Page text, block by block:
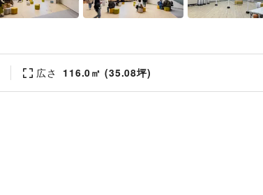
広さ 116.0㎡ (35.08坪)